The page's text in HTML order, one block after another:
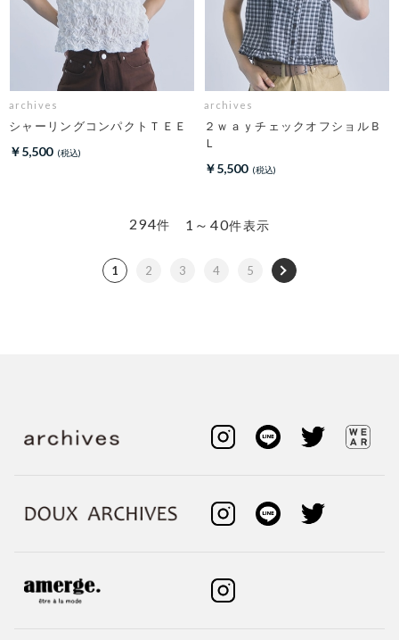
archives
シャーリングコンパクトＴＥＥ
￥5,500
archives
２ｗａｙチェックオフショルＢ
Ｌ
￥5,500
1～40件表示
294件
1 2 3 4 5